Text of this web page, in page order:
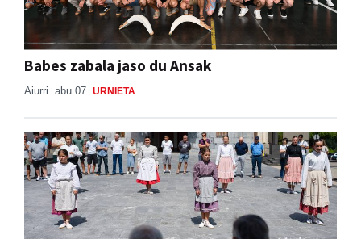
Babes zabala jaso du Ansak
Aiurri abu 07 URNIETA